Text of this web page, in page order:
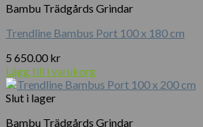
Bambu Trädgårds Grindar
Trendline Bambus Port 100 x 180 cm
5 650.00 kr
Lägg till i varukorg
Slut i lager
Bambu Trädgårds Grindar